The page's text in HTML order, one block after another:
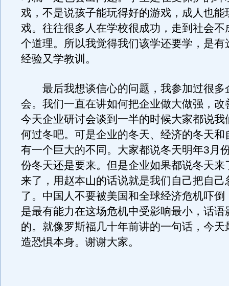
戏，不是说孩子能玩得好的游戏，成人也能
戏。往往很多人在学校很成功，走到社会不
个道理。所以我觉得我们该学还要学，是有
经验又学教训。
最后我想谈信心的问题，我参加过很多
会。我们一直在讲如何把企业做大做强，改
今天企业研讨会谈到一半的时候大家都说我
何过冬吧。可是企业的冬天、经济的冬天和
有一个巨大的不同。大家都说冬天明年3月
份冬天还是要来。但是企业如果都说冬天来
来了，用赵本山的话说就是我们自己把自己
了。中国人不要被美国和全球经济危机吓倒
是最有能力在这场危机中受影响最小，话语
的。就像罗斯福几十年前讲的一句话，今天
造恐惧本身。谢谢大家。